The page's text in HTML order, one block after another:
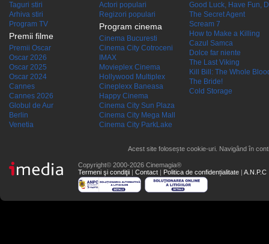
Taguri stiri
Arhiva stiri
Program TV
Premii filme
Premii Oscar
Oscar 2026
Oscar 2025
Oscar 2024
Cannes
Cannes 2026
Globul de Aur
Berlin
Venetia
Actori populari
Regizori populari
Program cinema
Cinema Bucuresti
Cinema City Cotroceni
IMAX
Movieplex Cinema
Hollywood Multiplex
Cineplexx Baneasa
Happy Cinema
Cinema City Sun Plaza
Cinema City Mega Mall
Cinema City ParkLake
Good Luck, Have Fun,
The Secret Agent
Scream 7
How to Make a Killing
Cazul Samca
Dolce far niente
The Last Viking
Kill Bill: The Whole
The Bride!
Cold Storage
Acest site folosește cookie-uri. Navigând în
Copyright© 2000-2026 Cinemagia®
Termeni şi condiţii | Contact | Politica de confidențialitate | A.N.P.C